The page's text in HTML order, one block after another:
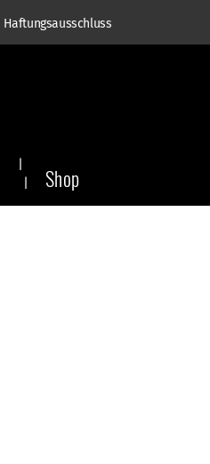
Haftungsausschluss
Shop